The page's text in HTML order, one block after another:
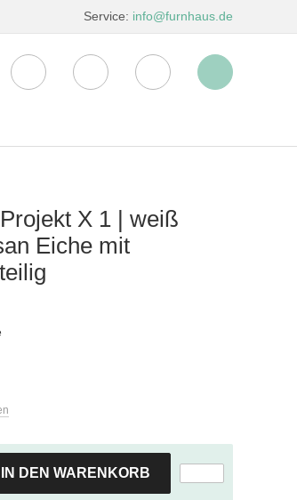
Service: info@furnhaus.de
X 1 | weiß
Eiche mit
IN DEN WARENKORB